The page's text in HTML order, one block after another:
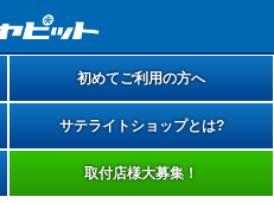
初めてご利用の方へ
サテライトショップとは?
取付店様大募集！